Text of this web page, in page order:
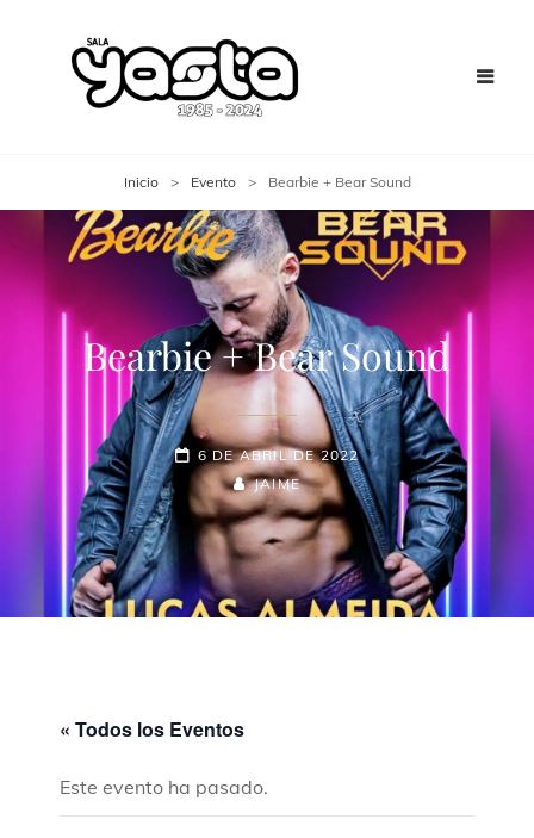
Inicio > Evento > Bearbie + Bear Sound
Bearbie + Bear Sound
6 DE ABRIL DE 2022
JAIME
« Todos los Eventos
Este evento ha pasado.